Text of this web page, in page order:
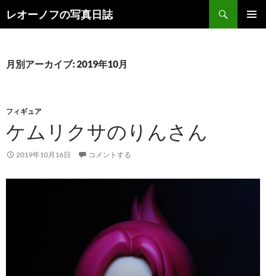
レオーノフの写真日誌
索
ン
キ
ッ
プ
月別アーカイブ: 2019年10月
フィギュア
ケムリクサのりんさん
2019年10月16日 コメントする